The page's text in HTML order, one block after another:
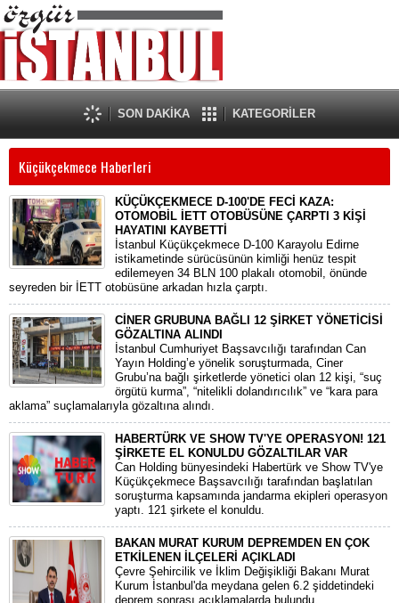
SON DAKİKA KATEGORİLER
Küçükçekmece Haberleri
KÜÇÜKÇEKMECE D-100'DE FECİ KAZA:
OTOMOBİL İETT OTOBÜSÜNE ÇARPTI 3 KİŞİ
HAYATINI KAYBETTİ
​İstanbul Küçükçekmece D-100 Karayolu Edirne
istikametinde sürücüsünün kimliği henüz tespit
edilemeyen 34 BLN 100 plakalı otomobil, önünde
seyreden bir İETT otobüsüne arkadan hızla çarptı.
CİNER GRUBUNA BAĞLI 12 ŞİRKET YÖNETİCİSİ
GÖZALTINA ALINDI
İstanbul Cumhuriyet Başsavcılığı tarafından Can
Yayın Holding’e yönelik soruşturmada, Ciner
Grubu’na bağlı şirketlerde yönetici olan 12 kişi, “suç
örgütü kurma”, “nitelikli dolandırıcılık” ve “kara para
aklama” suçlamalarıyla gözaltına alındı.
HABERTÜRK VE SHOW TV'YE OPERASYON! 121
ŞİRKETE EL KONULDU GÖZALTILAR VAR
Can Holding bünyesindeki Habertürk ve Show TV'ye
Küçükçekmece Başsavcılığı tarafından başlatılan
soruşturma kapsamında jandarma ekipleri operasyon
yaptı. 121 şirkete el konuldu.
BAKAN MURAT KURUM DEPREMDEN EN ÇOK
ETKİLENEN İLÇELERİ AÇIKLADI
Çevre Şehircilik ve İklim Değişikliği Bakanı Murat
Kurum İstanbul'da meydana gelen 6.2 şiddetindeki
deprem sonrası açıklamalarda bulundu.